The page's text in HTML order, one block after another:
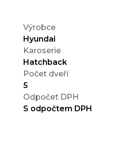
Výrobce
Hyundai
Karoserie
Hatchback
Počet dveří
5
Odpočet DPH
S odpočtem DPH